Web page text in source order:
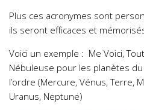
Plus ces acronymes sont
ils seront efficaces et
Voici un exemple : Me Voici,
Nébuleuse pour les planètes
l’ordre (Mercure, Vénus, Terre,
Uranus, Neptune)